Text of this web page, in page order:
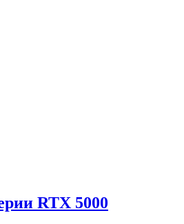
RTX 5000